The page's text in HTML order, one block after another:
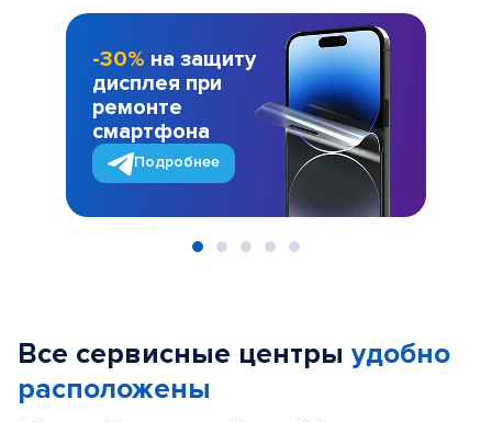
-30% на защиту
дисплея при
ремонте
смартфона
Подробнее
Все сервисные центры удобно
расположены